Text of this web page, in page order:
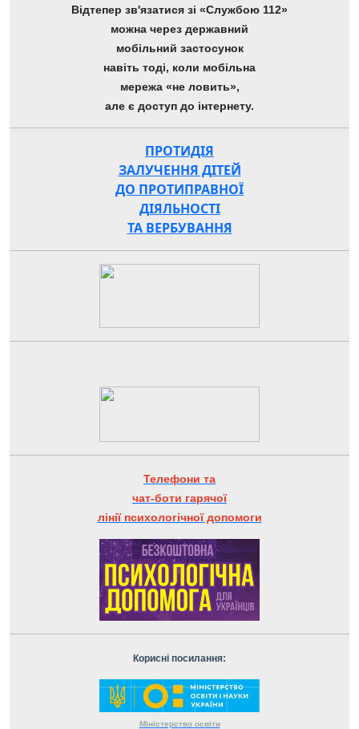
Відтепер зв'язатися зі «Службою 112»
можна через державний
мобільний застосунок
навіть тоді, коли мобільна
мережа «не ловить»,
але є доступ до інтернету.
ПРОТИДІЯ
ЗАЛУЧЕННЯ ДІТЕЙ
ДО ПРОТИПРАВНОЇ
ДІЯЛЬНОСТІ
ТА ВЕРБУВАННЯ
Телефони та
чат-боти гарячої
лінії психологічної допомоги
Корисні посилання:
Міністерство освіти